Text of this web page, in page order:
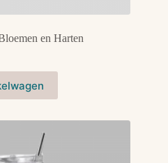
en Harten